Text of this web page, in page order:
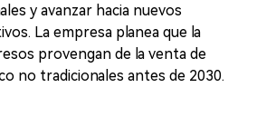
y avanzar hacia nuevos
La empresa planea que la
provengan de la venta de
no tradicionales antes de 2030.